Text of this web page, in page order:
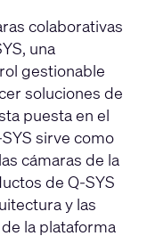
colaborativas
una
gestionable
soluciones de
puesta en el
sirve como
cámaras de la
de Q-SYS
y las
la plataforma